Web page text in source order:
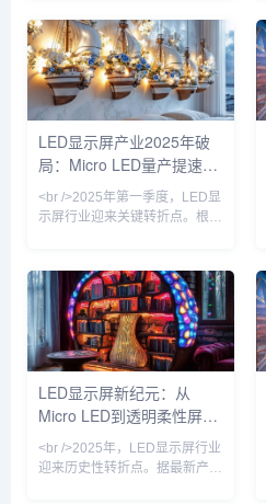
元，年复合增长率保持在12%以
上。其中，Mini LED背光技术
加速渗透至高端电视、笔记本电
脑和车载显示领域，而Micro
LED则凭借其高亮度、低功耗和
超长寿命的优势，成为苹果、三
星、索尼等巨头竞相布局的下一
代显示技术。业内专家指出，随
Micr
LED显示屏产业2025年破
局：Micro LED量产提速，
透明屏与AI内容生态重塑户
外广告
<br />2025年第一季度，LED显
示屏行业迎来关键转折点。根据
升200%，良率突破99.9%，推
动单位制造成本下降约30%。三
星、LG及国内头部厂商京东
方、利亚德相继发布消费级
Micro LED透明电视，像素间距
突破0.3mm，亮度达到
10000nits，在强光环境下依然
保持高对比度。与此同时，
速渗透
LED显示屏新纪元：从
Micro LED到透明柔性屏，
2025年技术革命如何重塑
视觉产业
<br />2025年，LED显示屏行业
迎来历史性转折点。据最新产业